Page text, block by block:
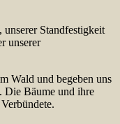
unserer Standfestigkeit
unserer
Wald und begeben uns
Die Bäume und ihre